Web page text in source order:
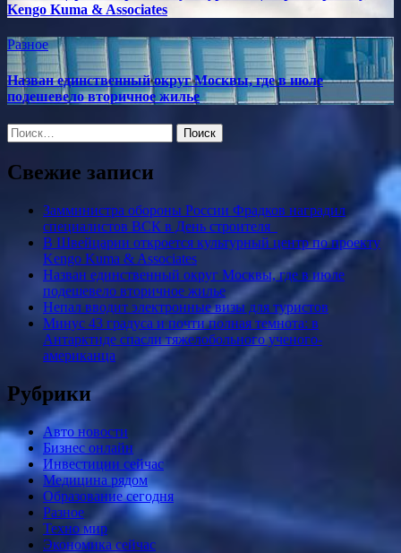
Kengo Kuma & Associates
Разное
Назван единственный округ Москвы, где в июле
подешевело вторичное жилье
Найти:
Свежие записи
Замминистра обороны России Фрадков наградил
специалистов ВСК в День строителя
В Швейцарии откроется культурный центр по проекту
Kengo Kuma & Associates
Назван единственный округ Москвы, где в июле
подешевело вторичное жилье
Непал вводит электронные визы для туристов
Минус 43 градуса и почти полная темнота: в
Антарктиде спасли тяжелобольного ученого-
американца
Рубрики
Авто новости
Бизнес онлайн
Инвестиции сейчас
Медицина рядом
Образование сегодня
Разное
Техно мир
Экономика сейчас